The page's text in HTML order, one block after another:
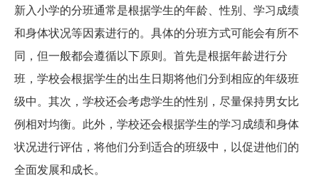
新入小学的分班通常是根据学生的年龄、性别、学习成绩
和身体状况等因素进行的。具体的分班方式可能会有所不
同，但一般都会遵循以下原则。首先是根据年龄进行分
班，学校会根据学生的出生日期将他们分到相应的年级班
级中。其次，学校还会考虑学生的性别，尽量保持男女比
例相对均衡。此外，学校还会根据学生的学习成绩和身体
状况进行评估，将他们分到适合的班级中，以促进他们的
全面发展和成长。